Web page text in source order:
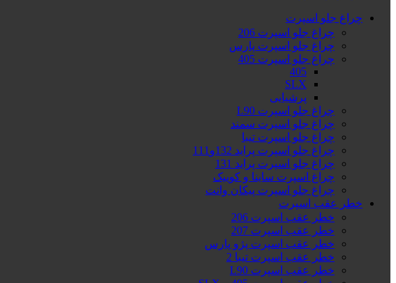
چراغ جلو اسپرت
چراغ جلو اسپرت 206
چراغ جلو اسپرت پارس
چراغ جلو اسپرت 405
405
SLX
پرشیایی
چراغ جلو اسپرت L90
چراغ جلو اسپرت سمند
چراغ جلو اسپرت تیبا
چراغ جلو اسپرت پراید 132و111
چراغ جلو اسپرت پراید 131
چراغ اسپرت ساینا و کوییک
چراغ جلو اسپرت پیکان وانت
خطر عقب اسپرت
خطر عقب اسپرت 206
خطر عقب اسپرت 207
خطر عقب اسپرت پژو پارس
خطر عقب اسپرت تیبا 2
خطر عقب اسپرت L90